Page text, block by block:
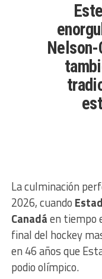
La culminación
2026, cuando
Canadáen tiempo
final del hockey
en 46 años que
podio olímpico.